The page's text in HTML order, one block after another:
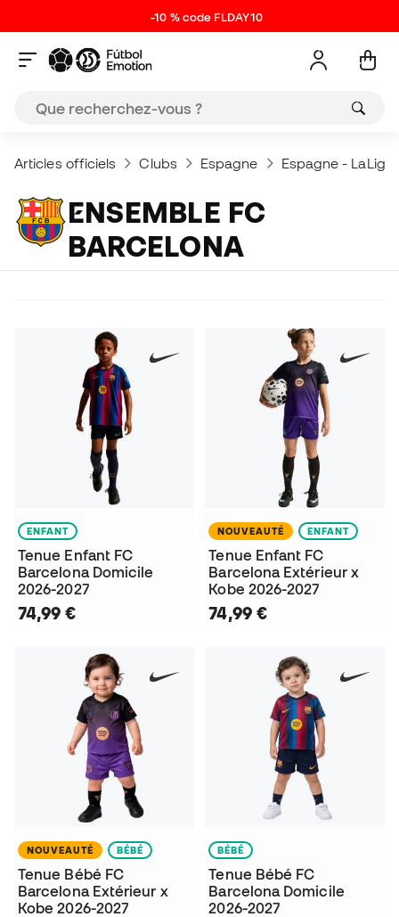
-10 % code FLDAY10
Articles officiels Clubs Espagne Espagne - LaLiga
ENSEMBLE FC
BARCELONA
ENFANT
Tenue Enfant FC
Barcelona Domicile
2026-2027
74,99 €
NOUVEAUTÉ ENFANT
Tenue Enfant FC
Barcelona Extérieur x
Kobe 2026-2027
74,99 €
NOUVEAUTÉ BÉBÉ
Tenue Bébé FC
Barcelona Extérieur x
Kobe 2026-2027
BÉBÉ
Tenue Bébé FC
Barcelona Domicile
2026-2027